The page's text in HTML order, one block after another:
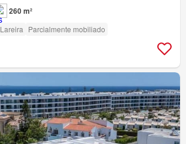
260 m²
Lareira Parcialmente mobiliado